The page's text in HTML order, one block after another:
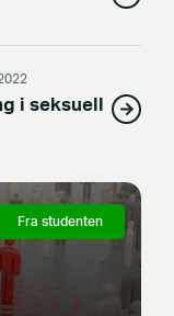
i seksuell
Fra studenten